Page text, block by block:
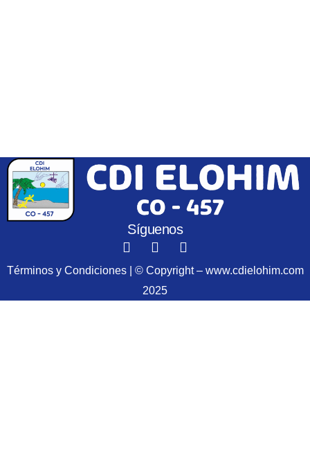
Síguenos
Términos y Condiciones | © Copyright – www.cdielohim.com
2025